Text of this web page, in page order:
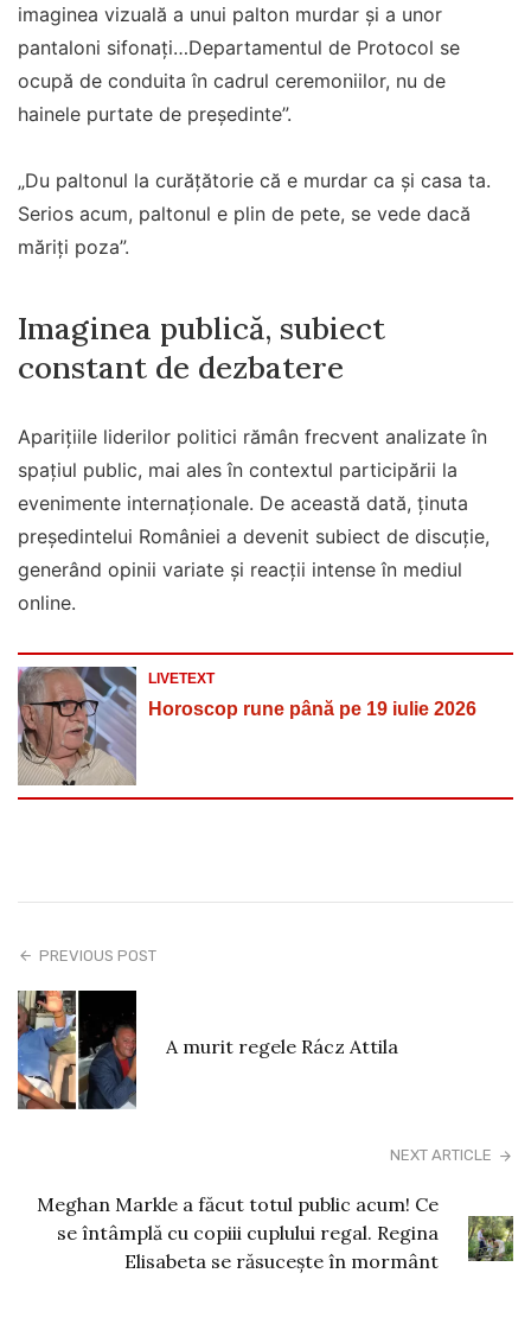
imaginea vizuală a unui palton murdar și a unor
pantaloni sifonați…Departamentul de Protocol se
ocupă de conduita în cadrul ceremoniilor, nu de
hainele purtate de președinte”.
„Du paltonul la curățătorie că e murdar ca și casa ta.
Serios acum, paltonul e plin de pete, se vede dacă
măriți poza”.
Imaginea publică, subiect
constant de dezbatere
Aparițiile liderilor politici rămân frecvent analizate în
spațiul public, mai ales în contextul participării la
evenimente internaționale. De această dată, ținuta
președintelui României a devenit subiect de discuție,
generând opinii variate și reacții intense în mediul
online.
LIVETEXT
Horoscop rune până pe 19 iulie 2026
PREVIOUS POST
A murit regele Rácz Attila
NEXT ARTICLE
Meghan Markle a făcut totul public acum! Ce
se întâmplă cu copiii cuplului regal. Regina
Elisabeta se răsucește în mormânt